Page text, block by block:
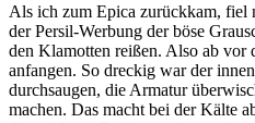
Als ich zum Epica zurückkam, fiel
der Persil-Werbung der böse
den Klamotten reißen. Also ab vor
anfangen. So dreckig war der
durchsaugen, die Armatur
machen. Das macht bei der Kälte